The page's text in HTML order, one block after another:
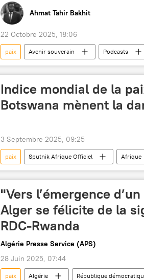
Ahmat Tahir Bakhit
22 Octobre 2025, 18:06
paix Avenir souverain Podcasts
sommet
conflit ukrainien crise
Indice mondial de la
Botswana mènent la
3 Septembre 2025, 09:25
paix Sputnik Afrique Officiel Afrique
"Vers l’émergence
Alger se félicite de la
RDC-Rwanda
Algérie Presse Service (APS)
28 Juin 2025, 07:44
paix Algérie République